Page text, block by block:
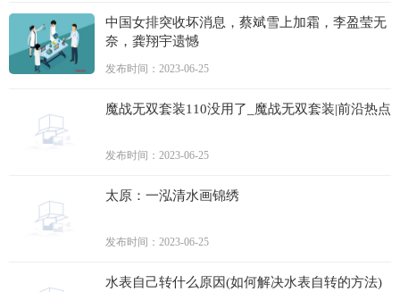
中国女排突收坏消息，蔡斌雪上加霜，李盈莹无
奈，龚翔宇遗憾
发布时间：2023-06-25
魔战无双套装110没用了_魔战无双套装|前沿热点
发布时间：2023-06-25
太原：一泓清水画锦绣
发布时间：2023-06-25
水表自己转什么原因(如何解决水表自转的方法)